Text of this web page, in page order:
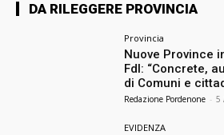
DA RILEGGERE PROVINCIA
Provincia
Nuove Province
FdI: “Concrete,
di Comuni e
Redazione Pordenone - 5
EVIDENZA